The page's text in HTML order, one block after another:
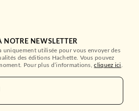
NOTRE NEWSLETTER
uniquement utilisée pour vous envoyer des
des éditions Hachette. Vous pouvez
Pour plus d’informations,cliquez ici